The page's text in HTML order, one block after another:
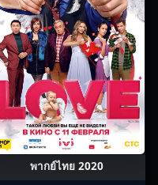
พากย์ไทย 2020